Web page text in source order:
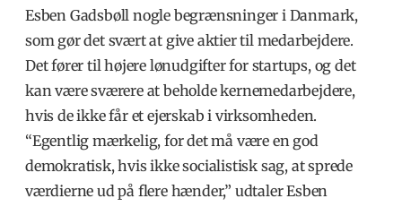
Esben Gadsbøll nogle begrænsninger i Danmark,
som gør det svært at give aktier til medarbejdere.
Det fører til højere lønudgifter for startups, og det
kan være sværere at beholde kernemedarbejdere,
hvis de ikke får et ejerskab i virksomheden.
“Egentlig mærkelig, for det må være en god
demokratisk, hvis ikke socialistisk sag, at sprede
værdierne ud på flere hænder,” udtaler Esben